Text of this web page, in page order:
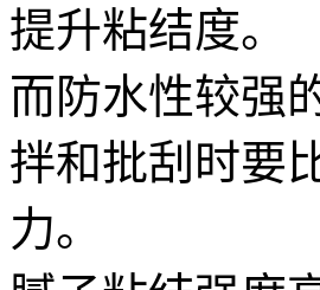
提升粘结度。
而防水性较强
拌和批刮时要
力。